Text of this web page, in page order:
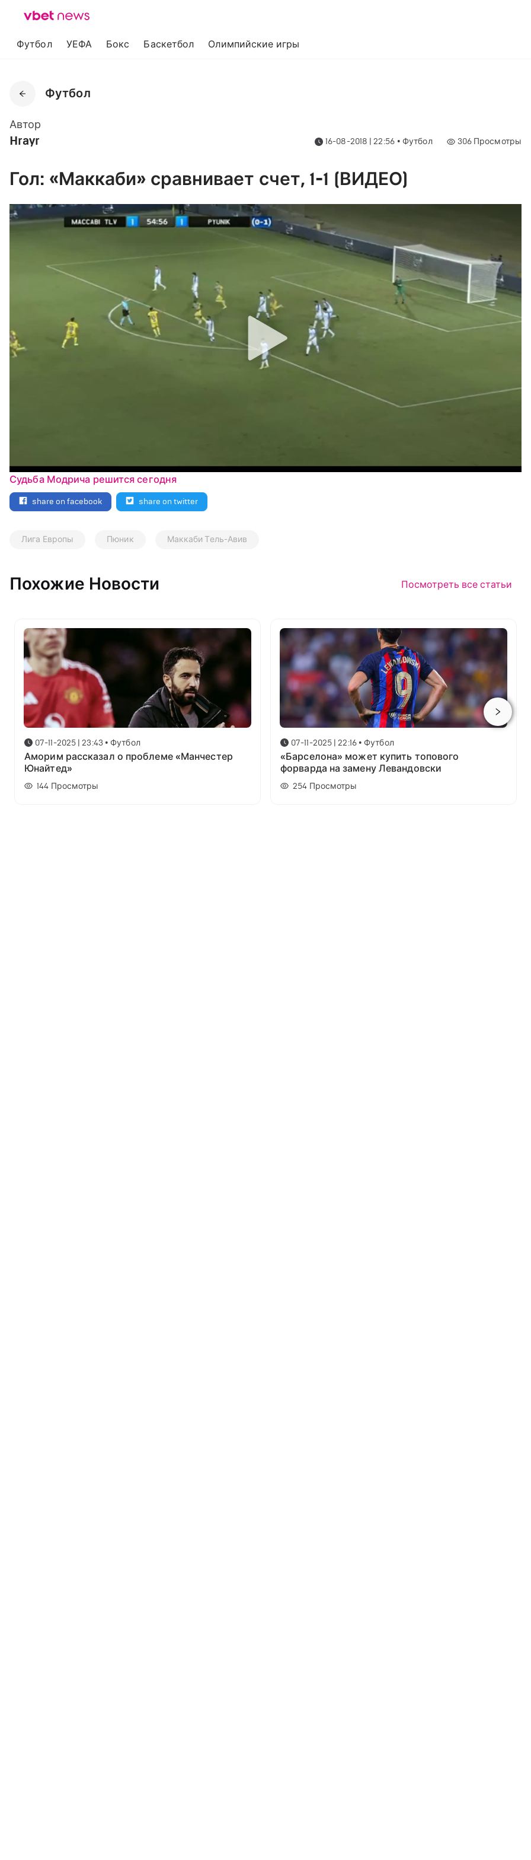
Футбол УЕФА Бокс Баскетбол Олимпийские игры
Футбол
Автор
Hrayr 16-08-2018 | 22:56 • Футбол 306 Просмотры
Гол: «Маккаби» сравнивает счет, 1-1 (ВИДЕО)
Судьба Модрича решится сегодня
share on facebook share on twitter
Лига Европы Пюник Маккаби Тель-Авив
Похожие Новости Посмотреть все статьи
07-11-2025 | 23:43 • Футбол
Аморим рассказал о проблеме «Манчестер
Юнайтед»
144 Просмотры
07-11-2025 | 22:16 • Футбол
«Барселона» может купить топового
форварда на замену Левандовски
254 Просмотры